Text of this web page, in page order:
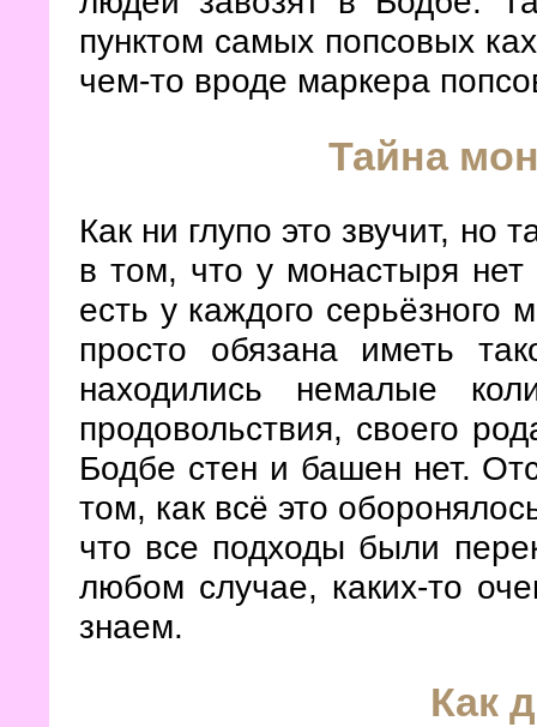
пунктом самых попсовых
чем-то вроде маркера
Тайна
Как ни глупо это звучит, но
в том, что у монастыря
есть у каждого серьёзного
просто обязана иметь
находились немалые
продовольствия, своего
Бодбе стен и башен нет.
том, как всё это
что все подходы были
любом случае, каких-то
знаем.
Как